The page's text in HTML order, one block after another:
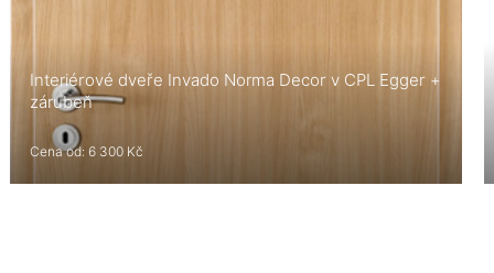
Interiérové dveře Invado Norma Decor v CPL Egger +
zárubeň
Cena od: 6 300 Kč